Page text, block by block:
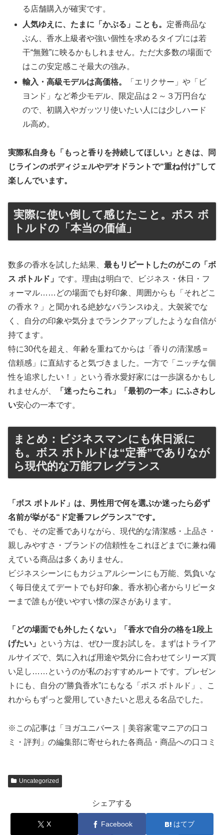
る店舗購入が確実です。
人気ゆえに、たまに「かぶる」ことも。 定番商品な
ぶん、香水上級者や強い個性を求めるタイプには若
干“無難”に映るかもしれません。ただ大多数の場面で
はこの安定感こそ最大の強み。
輸入・高級モデルは高価格。
「エリクサー」や「ビ
ヨンド」など希少モデル、限定品は２～３万円台な
ので、初購入やガッツリ使いたい人には少しハード
ル高め。
実際私自身も「もっと香りを持続してほしい」ときは、同
じラインのボディジェルやデオドラントで“重ね付け”して
楽しんでいます。
実際に使い倒して感じたこと。ボス ボ
トルドの「本当の価値」
数多の香水を試した結果、 最もリピートしたのがこの「ボ
ス ボトルド」 です。理由は明白で、ビジネス・休日・フ
ォーマル……どの場面でも好印象、周囲からも「それどこ
の香水？」と聞かれる絶妙なバランスゆえ。大袈裟でな
く、自分の印象や気分までランクアップしたような自信が
持てます。
特に30代を超え、年齢を重ねてからは「香りの清潔感＝
信頼感」に直結すると気づきました。一方で「ニッチな個
性を追求したい！」という香水愛好家には一歩譲るかもし
れませんが、
「迷ったらこれ」「最初の一本」にふさわし
い安心の一本です。
まとめ：ビジネスマンにも休日派に
も。ボス ボトルドは“定番”でありなが
ら現代的な万能フレグランス
「ボス ボトルド」は、男性用で何を選ぶか迷ったら必ず
名前が挙がる“ド定番フレグランス”です。
でも、その定番でありながら、現代的な清潔感・上品さ・
親しみやすさ・ブランドの信頼性をこれほどまでに兼ね備
えている商品は多くありません。
ビジネスシーンにもカジュアルシーンにも万能、気負いな
く毎日使えてデートでも好印象。香水初心者からリピータ
ーまで誰もが使いやすい懐の深さがあります。
「どの場面でも外したくない」「香水で自分の格を1段上
げたい」
という方は、ぜひ一度お試しを。まずはトライア
ルサイズで、気に入れば用途や気分に合わせてシリーズ買
い足し……というのが私のおすすめルートです。プレゼン
トにも、自分の“勝負香水”にもなる「ボス ボトルド」、こ
れからもずっと愛用していきたいと思える名品でした。
※この記事は「ヨガユニバース｜美容家電マニアの口コ
ミ・評判」の編集部に寄せられた各商品・商品への口コミ
Uncategorized
シェアする
X Facebook はてブ